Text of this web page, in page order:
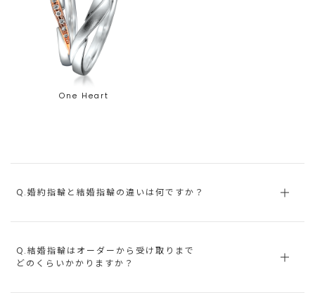
One Heart
Q.婚約指輪と結婚指輪の違いは何ですか？
Q.結婚指輪はオーダーから受け取りまで
どのくらいかかりますか？